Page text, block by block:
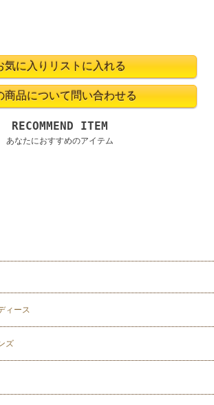
RECOMMEND ITEM
あなたにおすすめのアイテム
ィース
ズ